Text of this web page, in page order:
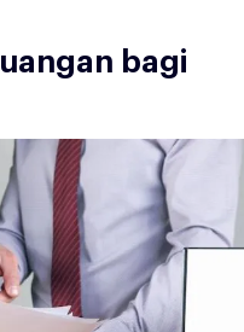
bagi